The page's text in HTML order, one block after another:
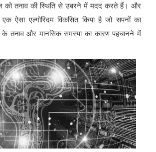
को तनाव की स्थिति से उबरने में मदद करते हैं। और
ऐसा एल्गोरिदम विकसित किया है जो सपनों का
के तनाव और मानसिक समस्या का कारण पहचानने में